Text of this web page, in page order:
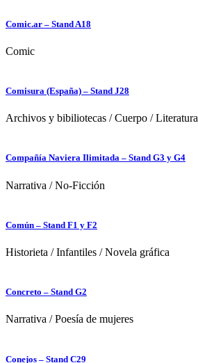
Comic.ar – Stand A18
Comic
Comisura (España) – Stand J28
Archivos y bibiliotecas /Cuerpo /Literatura
Compañía Naviera Ilimitada – Stand G3 y G4
Narrativa /No-Ficción
Común – Stand F1 y F2
Historieta /Infantiles /Novela gráfica
Concreto – Stand G2
Narrativa /Poesía de mujeres
Conejos – Stand C29